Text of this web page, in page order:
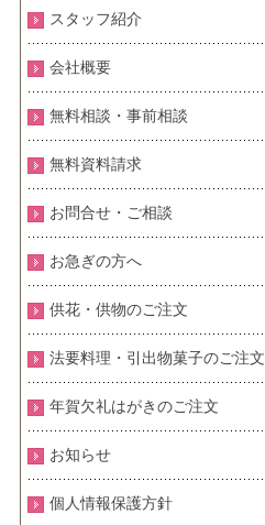
スタッフ紹介
会社概要
無料相談・事前相談
無料資料請求
お問合せ・ご相談
お急ぎの方へ
供花・供物のご注文
法要料理・引出物菓子のご注文
年賀欠礼はがきのご注文
お知らせ
個人情報保護方針